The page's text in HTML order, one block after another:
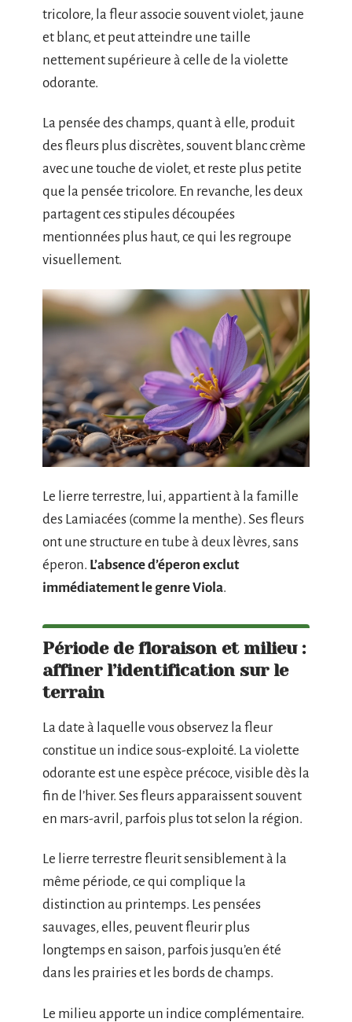
tricolore, la fleur associe souvent violet, jaune
et blanc, et peut atteindre une taille
nettement supérieure à celle de la violette
odorante.
La pensée des champs, quant à elle, produit
des fleurs plus discrètes, souvent blanc crème
avec une touche de violet, et reste plus petite
que la pensée tricolore. En revanche, les deux
partagent ces stipules découpées
mentionnées plus haut, ce qui les regroupe
visuellement.
Le lierre terrestre, lui, appartient à la famille
des Lamiacées (comme la menthe). Ses fleurs
ont une structure en tube à deux lèvres, sans
éperon. L’absence d’éperon exclut
immédiatement le genre Viola.
Période de floraison et milieu :
affiner l’identification sur le
terrain
La date à laquelle vous observez la fleur
constitue un indice sous-exploité. La violette
odorante est une espèce précoce, visible dès la
fin de l’hiver. Ses fleurs apparaissent souvent
en mars-avril, parfois plus tot selon la région.
Le lierre terrestre fleurit sensiblement à la
même période, ce qui complique la
distinction au printemps. Les pensées
sauvages, elles, peuvent fleurir plus
longtemps en saison, parfois jusqu’en été
dans les prairies et les bords de champs.
Le milieu apporte un indice complémentaire.